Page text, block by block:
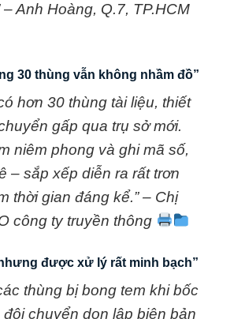
– Anh Hoàng, Q.7, TP.HCM
30 thùng vẫn không nhầm đồ”
hơn 30 thùng tài liệu, thiết
gấp qua trụ sở mới.
niêm phong và ghi mã số,
– sắp xếp diễn ra rất trơn
thời gian đáng kể.” – Chị
công ty truyền thông
được xử lý rất minh bạch”
thùng bị bong tem khi bốc
chuyển dọn lập biên bản